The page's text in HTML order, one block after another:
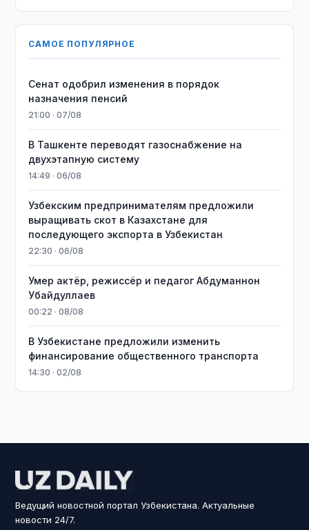
САМОЕ ПОПУЛЯРНОЕ
Сенат одобрил изменения в порядок
назначения пенсий
21:00 · 07/08
В Ташкенте переводят газоснабжение на
двухэтапную систему
14:49 · 06/08
Узбекским предпринимателям предложили
выращивать скот в Казахстане для
последующего экспорта в Узбекистан
22:30 · 06/08
Умер актёр, режиссёр и педагог Абдуманнон
Убайдуллаев
00:22 · 08/08
В Узбекистане предложили изменить
финансирование общественного транспорта
14:30 · 02/08
Ведущий новостной портал Узбекистана. Актуальные
новости 24/7.